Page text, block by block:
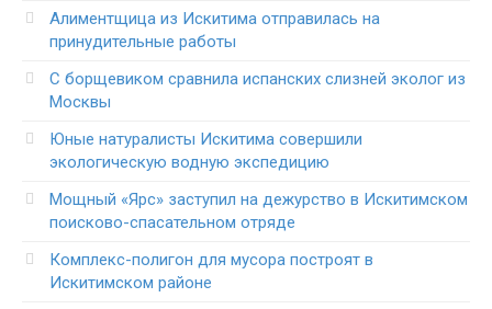
Алиментщица из Искитима отправилась на
принудительные работы
С борщевиком сравнила испанских слизней эколог из
Москвы
Юные натуралисты Искитима совершили
экологическую водную экспедицию
Мощный «Ярс» заступил на дежурство в Искитимском
поисково-спасательном отряде
Комплекс-полигон для мусора построят в
Искитимском районе